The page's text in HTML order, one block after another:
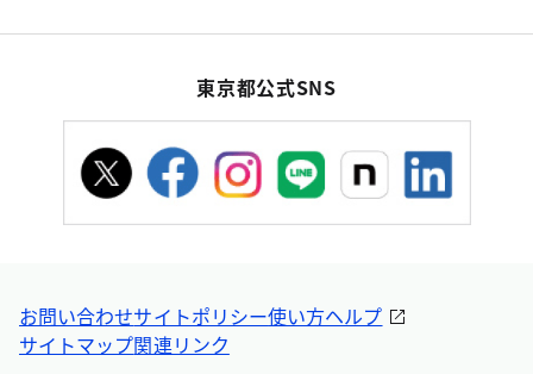
東京都公式SNS
お問い合わせサイトポリシー使い方ヘルプ
サイトマップ関連リンク